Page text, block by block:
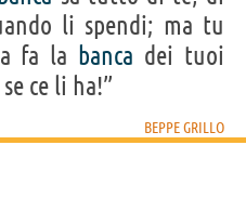
li spendi; ma tu
fa la banca dei tuoi
ce li ha!”
BEPPE GRILLO